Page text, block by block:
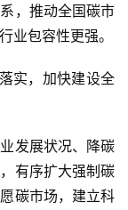
，推动全国碳市
业包容性更强。
实，加快建设全
发展状况、降碳
有序扩大强制碳
碳市场，建立科